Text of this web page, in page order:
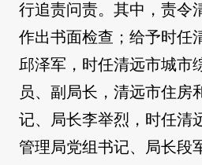
行追责问责。其中，责令
作出书面检查；给予时任
邱泽军，时任清远市城市
员、副局长，清远市住房
记、局长李举烈，时任清
管理局党组书记、局长段